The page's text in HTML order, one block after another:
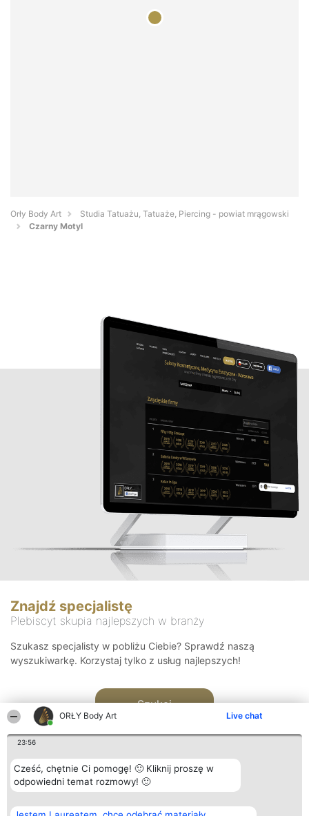
ORŁY Body Art Live chat
23:56
Cześć, chętnie Ci pomogę! 🙂 Kliknij proszę w
odpowiedni temat rozmowy! 🙂
Orły Body Art
Studia Tatuażu, Tatuaże, Piercing - powiat mrągowski
Czarny Motyl
Znajdź specjalistę
Plebiscyt skupia najlepszych w branży
Szukasz specjalisty w pobliżu Ciebie? Sprawdź naszą
wyszukiwarkę. Korzystaj tylko z usług najlepszych!
Szukaj
Organizator plebiscytu Plebiscyt Kontakt